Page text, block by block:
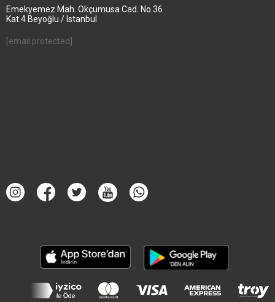
Emekyemez Mah. Okçumusa Cad. No.36
Kat.4 Beyoğlu / Istanbul
[email protected]